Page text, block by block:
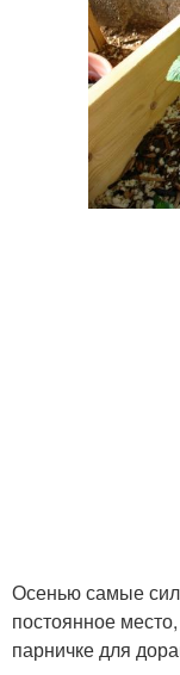
Осенью самые
постоянное
парничке для